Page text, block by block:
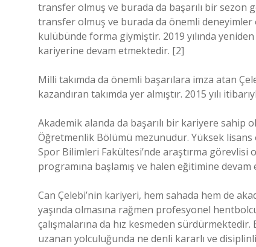
transfer olmuş ve burada da başarılı bir sezon
transfer olmuş ve burada da önemli deneyimler
kulübünde forma giymiştir. 2019 yılında
kariyerine devam etmektedir. [2]
Milli takımda da önemli başarılara imza atan
kazandıran takımda yer almıştır. 2015 yılı
Akademik alanda da başarılı bir kariyere sahip
Öğretmenlik Bölümü mezunudur. Yüksek
Spor Bilimleri Fakültesi’nde araştırma görevlisi
programına başlamış ve halen eğitimine
Can Çelebi’nin kariyeri, hem sahada hem de
yaşında olmasına rağmen profesyonel
çalışmalarına da hız kesmeden
uzanan yolculuğunda ne denli kararlı ve